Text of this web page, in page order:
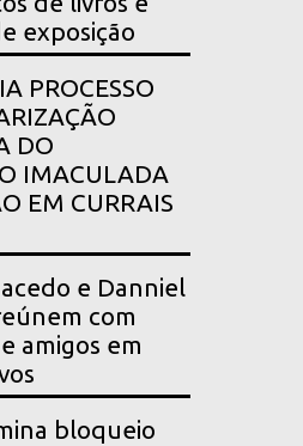
exposição
PROCESSO
DO
IMACULADA
EM CURRAIS
e Danniel
com
amigos em
bloqueio